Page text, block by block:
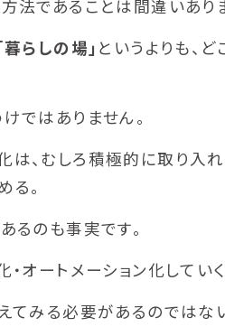
法であることは間違いあり
暮らしの場」 というよりも、ど
ではありません。
、むしろ積極的に取り入れ
。
るのも事実です。
オートメーション化してい
みる必要があるのではない